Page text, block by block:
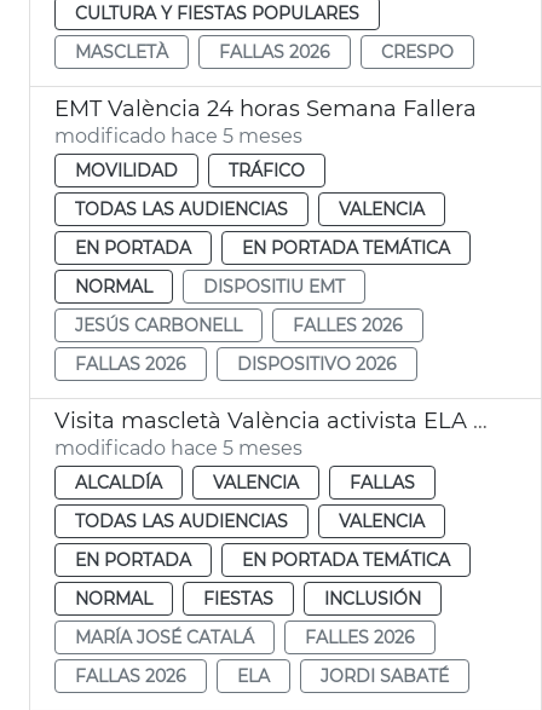
CULTURA Y FIESTAS POPULARES
MASCLETÀ
FALLAS 2026 CRESPO
EMT València 24 horas Semana Fallera
modificado hace 5 meses
MOVILIDAD
TRÁFICO
TODAS LAS AUDIENCIAS
VALENCIA
EN PORTADA
EN PORTADA TEMÁTICA
NORMAL
DISPOSITIU EMT
JESÚS CARBONELL
FALLES 2026
FALLAS 2026
DISPOSITIVO 2026
Visita mascletà València activista ELA Jordi Sabaté
modificado hace 5 meses
ALCALDÍA VALENCIA
FALLAS
TODAS LAS AUDIENCIAS
VALENCIA
EN PORTADA
EN PORTADA TEMÁTICA
NORMAL
FIESTAS
INCLUSIÓN
MARÍA JOSÉ CATALÁ
FALLES 2026
FALLAS 2026
ELA JORDI SABATÉ